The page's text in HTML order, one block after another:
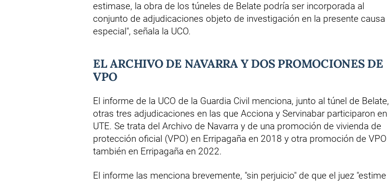
estimase, la obra de los túneles de Belate podría ser incorporada al
conjunto de adjudicaciones objeto de investigación en la presente causa
especial", señala la UCO.
EL ARCHIVO DE NAVARRA Y DOS PROMOCIONES DE
VPO
El informe de la UCO de la Guardia Civil menciona, junto al túnel de Belate,
otras tres adjudicaciones en las que Acciona y Servinabar participaron en
UTE. Se trata del Archivo de Navarra y de una promoción de vivienda de
protección oficial (VPO) en Erripagaña en 2018 y otra promoción de VPO
también en Erripagaña en 2022.
El informe las menciona brevemente, "sin perjuicio" de que el juez "estime